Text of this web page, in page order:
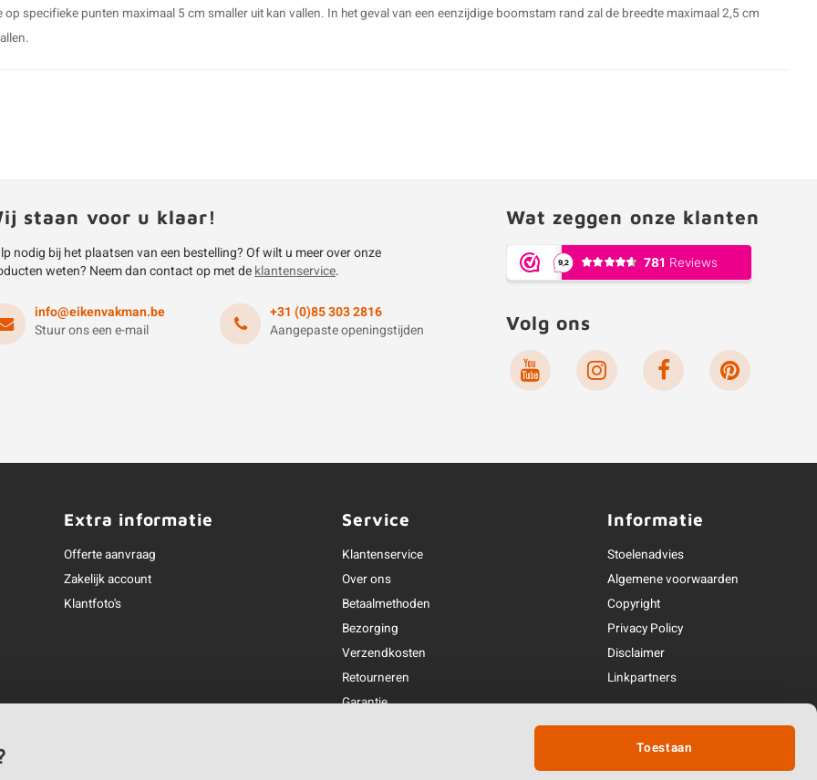
op specifieke punten maximaal 5 cm smaller uit kan vallen. In het geval van een eenzijdige boomstam rand zal de breedte maximaal 2,5 cm
staan voor u klaar!
nodig bij het plaatsen van een bestelling? Of wilt u meer over onze
weten? Neem dan contact op met deklantenservice.
info@eikenvakman.be
Stuur ons een e-mail
+31 (0)85 303 2816
Aangepaste openingstijden
Wat zeggen onze klanten
Volg ons
Extra informatie
Offerte aanvraag
Zakelijk account
Klantfoto's
Service
Klantenservice
Over ons
Betaalmethoden
Bezorging
Verzendkosten
Retourneren
Garantie
Informatie
Stoelenadvies
Algemene voorwaarden
Copyright
Privacy Policy
Disclaimer
Linkpartners
Toestaan